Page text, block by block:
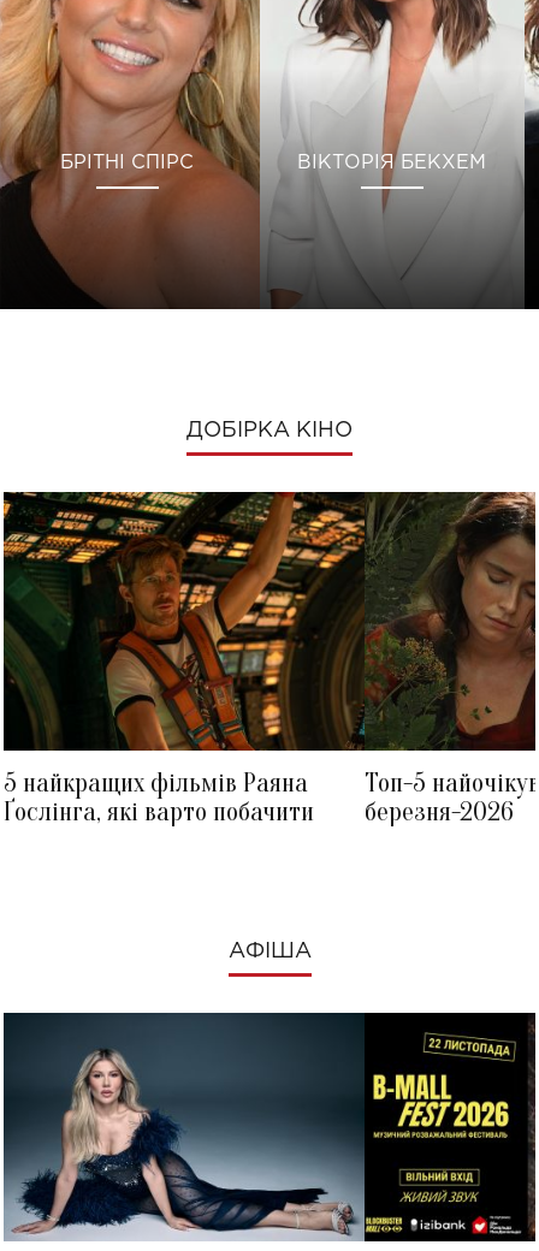
БРІТНІ СПІРС ВІКТОРІЯ БЕКХЕМ
ДОБІРКА КІНО
5 найкращих фільмів Раяна
Ґослінга, які варто побачити
Топ-5
березня-2026
АФІША